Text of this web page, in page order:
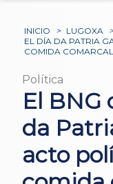
INICIO > LUGOXA
EL DÍA DA PATRIA
COMIDA
Política
El BNG
da
acto